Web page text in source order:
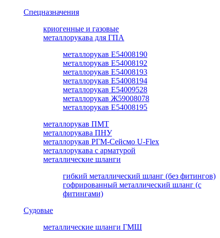
Спецназначения
криогенные и газовые
металлорукава для ГПА
металлорукав Е54008190
металлорукав Е54008192
металлорукав Е54008193
металлорукав Е54008194
металлорукав Е54009528
металлорукав Ж59008078
металлорукав Е54008195
металлорукав ПМТ
металлорукава ПНУ
металлорукав РГМ-Сейсмо U-Flex
металлорукава с арматурой
металлические шланги
гибкий металлический шланг (без фитингов)
гофрированный металлический шланг (с
фитингами)
Судовые
металлические шланги ГМШ